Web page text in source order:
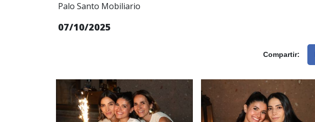
Palo Santo Mobiliario
07/10/2025
Compartir: